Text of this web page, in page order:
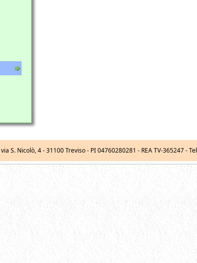
via S. Nicolò, 4-31100 Treviso - PI 04760280281 - REA TV-365247 -Tel